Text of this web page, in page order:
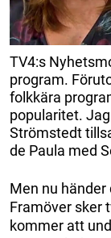
TV4:s
program.
folkkära
popularitet.
Strömstedt
de Paula med
Men nu
Framöver sker
kommer att